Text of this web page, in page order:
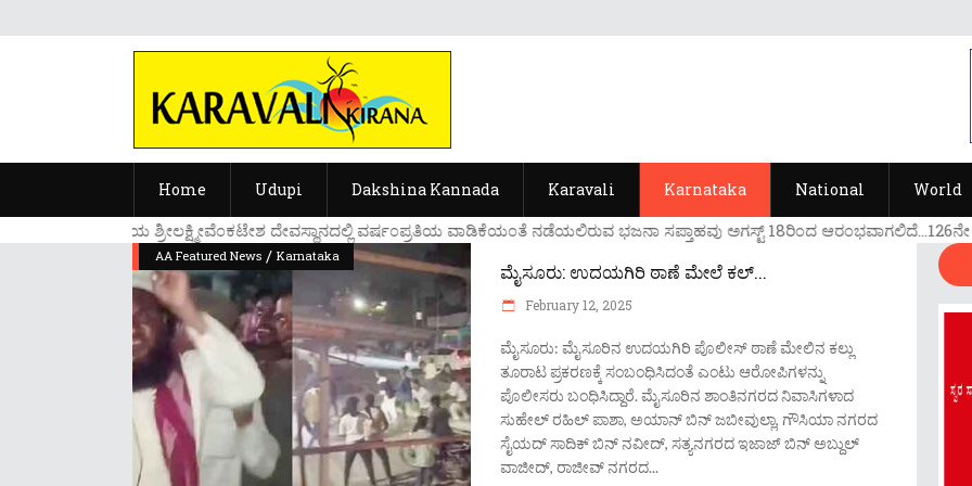
Home Udupi Dakshina Kannada Karavali Karnataka National World
....ಉಡುಪಿಯ ಶ್ರೀಲಕ್ಷ್ಮೀವೆ೦ಕಟೇಶ ದೇವಸ್ಥಾನದಲ್ಲಿ ವರ್ಷ೦ಪ್ರತಿಯ ವಾಡಿಕೆಯ೦ತೆ ನಡೆಯಲಿರುವ ಭಜನಾ ಸಪ್ತಾಹವು ಅಗಸ್ಟ್ 18ರಿ೦ದ ಆರ೦ಭವಾಗಲಿದೆ...126ನೇ
AA Featured News / Karnataka
ಮೈಸೂರು: ಉದಯಗಿರಿ ಠಾಣೆ ಮೇಲೆ ಕಲ್...
February 12, 2025
ಮೈಸೂರು: ಮೈಸೂರಿನ ಉದಯಗಿರಿ ಪೊಲೀಸ್​ ಠಾಣೆ ಮೇಲಿನ ಕಲ್ಲು
ತೂರಾಟ ಪ್ರಕರಣಕ್ಕೆ ಸಂಬಂಧಿಸಿದಂತೆ ಎಂಟು ಆರೋಪಿಗಳನ್ನು
ಪೊಲೀಸರು ಬಂಧಿಸಿದ್ದಾರೆ. ಮೈಸೂರಿನ ಶಾಂತಿನಗರದ ನಿವಾಸಿಗಳಾದ
ಸುಹೇಲ್ ರಹಿಲ್ ಪಾಶಾ, ಅಯಾನ್ ಬಿನ್ ಜಬೀವುಲ್ಲಾ, ಗೌಸಿಯಾ ನಗರದ
ಸೈಯದ್ ಸಾದಿಕ್ ಬಿನ್ ನವೀದ್, ಸತ್ಯನಗರದ ಇಜಾಜ್ ಬಿನ್ ಅಬ್ದುಲ್
ವಾಜೀದ್, ರಾಜೀವ್ ನಗರದ